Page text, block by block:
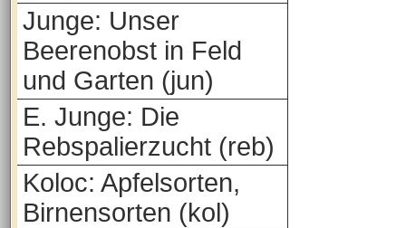
Junge: Unser
Beerenobst in Feld
und Garten (jun)
E. Junge: Die
Rebspalierzucht (reb)
Koloc: Apfelsorten,
Birnensorten (kol)